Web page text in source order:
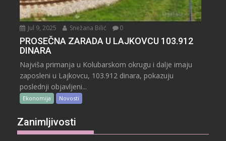
Jul 9, 2025 Snežana Bilić 0
PROSEČNA ZARADA U LAJKOVCU 103.912
DINARA
Najviša primanja u Kolubarskom okrugu i dalje imaju
zaposleni u Lajkovcu, 103.912 dinara, pokazuju
poslednji objavljeni...
Ekonomija Novosti
Zanimljivosti